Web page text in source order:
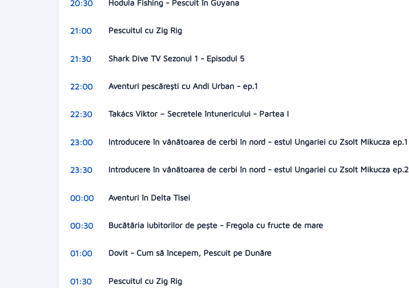
20:30 Hodula Fishing - Pescuit în Guyana
21:00 Pescuitul cu Zig Rig
21:30 Shark Dive TV Sezonul 1 - Episodul 5
22:00 Aventuri pescărești cu Andi Urban - ep.1
22:30 Takács Viktor – Secretele întunericului - Partea I
23:00 Introducere în vânătoarea de cerbi în nord - estul Ungariei cu Zsolt Mikucza ep.1
23:30 Introducere în vânătoarea de cerbi în nord - estul Ungariei cu Zsolt Mikucza ep.2
00:00 Aventuri în Delta Tisei
00:30 Bucătăria iubitorilor de pește - Fregola cu fructe de mare
01:00 Dovit - Cum să începem, Pescuit pe Dunăre
01:30 Pescuitul cu Zig Rig